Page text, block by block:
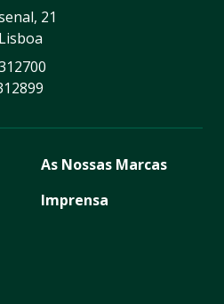
21
As Nossas Marcas
Imprensa